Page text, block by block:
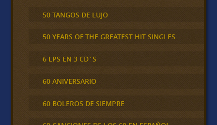
50 TANGOS DE LUJO
50 YEARS OF THE GREATEST HIT SINGLES
6 LPS EN 3 CD´S
60 ANIVERSARIO
60 BOLEROS DE SIEMPRE